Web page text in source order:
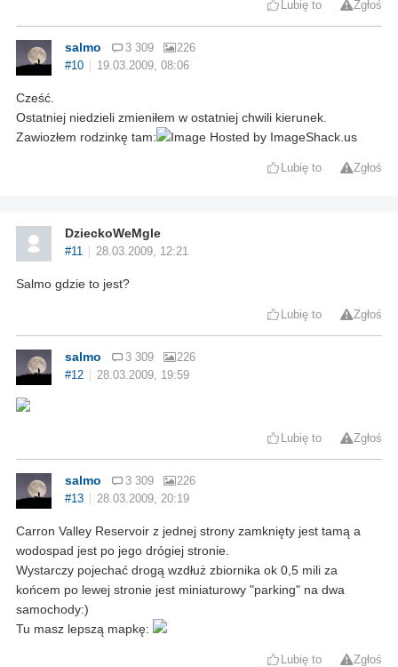
Lubię to Zgłoś
salmo 3 309
226
#10
19.03.2009, 08:06
Cześć.
Ostatniej niedzieli zmieniłem w ostatniej chwili kierunek.
Zawiozłem rodzinkę tam:
Lubię to Zgłoś
DzieckoWeMgle
#11 28.03.2009, 12:21
Salmo gdzie to jest?
Lubię to Zgłoś
salmo 3 309
226
#12
28.03.2009, 19:59
Lubię to Zgłoś
salmo 3 309
226
#13
28.03.2009, 20:19
Carron Valley Reservoir z jednej strony zamknięty jest tamą a
wodospad jest po jego drógiej stronie.
Wystarczy pojechać drogą wzdłuż zbiornika ok 0,5 mili za
końcem po lewej stronie jest miniaturowy "parking" na dwa
samochody:)
Tu masz lepszą mapkę:
Lubię to Zgłoś